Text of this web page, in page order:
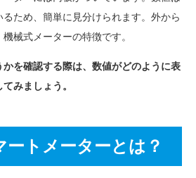
ため、簡単に見分けられます。外から
械式メーターの特徴です。
かを確認する際は、数値がどのように表
みましょう。
トメーターとは？